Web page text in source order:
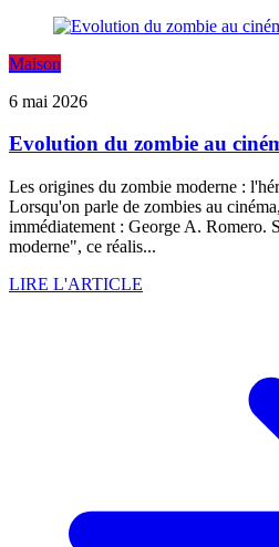
Maison
6 mai 2026
Evolution du zombie au
Les origines du zombie moderne :
Lorsqu'on parle de zombies au
immédiatement : George A. Romero.
moderne", ce réalis...
LIRE L'ARTICLE